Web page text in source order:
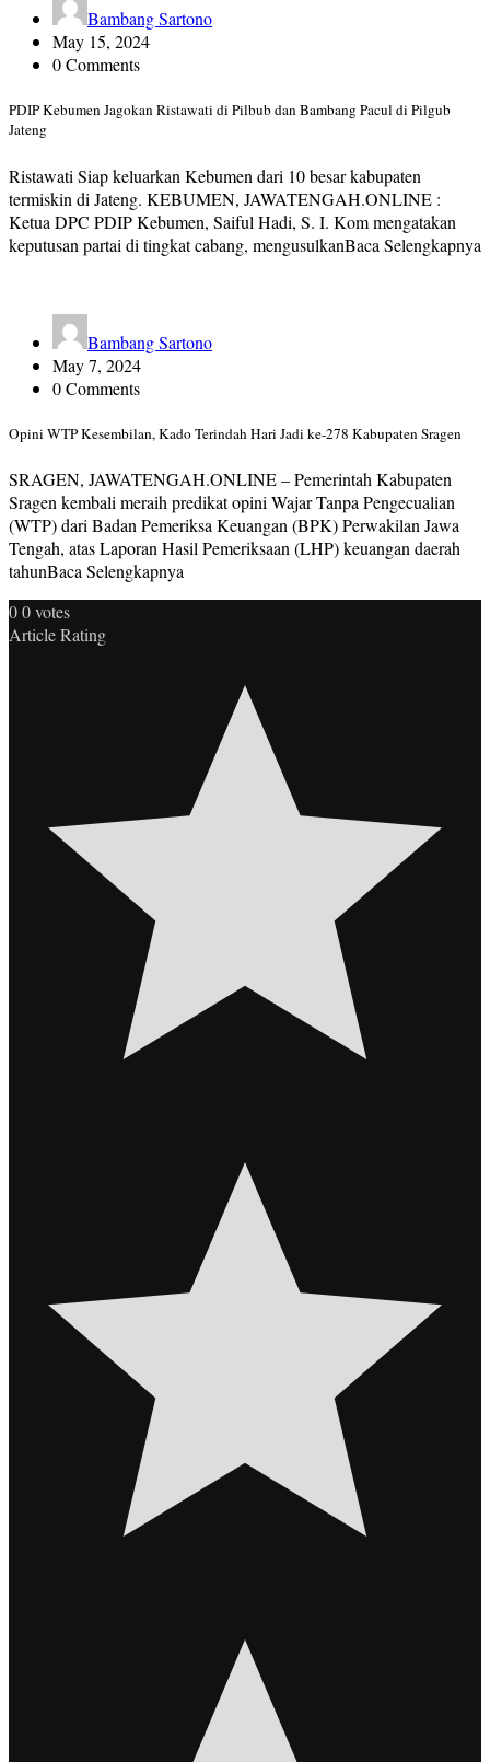
Bambang Sartono
May 15, 2024
0 Comments
PDIP Kebumen Jagokan Ristawati di Pilbub dan Bambang Pacul di Pilgub
Jateng
Ristawati Siap keluarkan Kebumen dari 10 besar kabupaten
termiskin di Jateng. KEBUMEN, JAWATENGAH.ONLINE :
Ketua DPC PDIP Kebumen, Saiful Hadi, S. I. Kom mengatakan
keputusan partai di tingkat cabang, mengusulkanBaca Selengkapnya
Bambang Sartono
May 7, 2024
0 Comments
Opini WTP Kesembilan, Kado Terindah Hari Jadi ke-278 Kabupaten Sragen
SRAGEN, JAWATENGAH.ONLINE – Pemerintah Kabupaten
Sragen kembali meraih predikat opini Wajar Tanpa Pengecualian
(WTP) dari Badan Pemeriksa Keuangan (BPK) Perwakilan Jawa
Tengah, atas Laporan Hasil Pemeriksaan (LHP) keuangan daerah
tahunBaca Selengkapnya
00votes
Article Rating